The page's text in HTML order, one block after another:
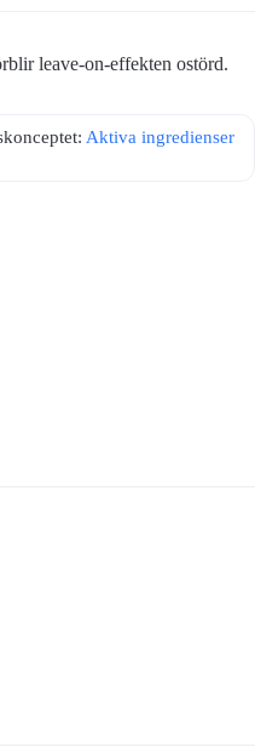
leave-on-effekten ostörd.
Aktiva ingredienser